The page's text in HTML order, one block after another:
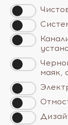
маяк,